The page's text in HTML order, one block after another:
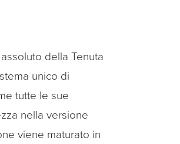
della Tenuta
unico di
tutte le sue
nella versione
viene maturato in